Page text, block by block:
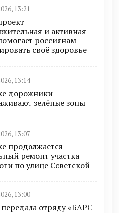
13:21
и активная
россиянам
своё здоровье
13:14
дорожники
зелёные зоны
13:07
продолжается
ремонт участка
по улице Советской
13:00
отряду «БАРС-